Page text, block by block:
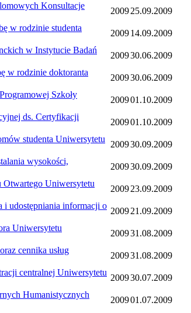
Konsultacje
200925.09.2009
w rodzinie studenta
200914.09.2009
w Instytucie Badań
200930.06.2009
w rodzinie doktoranta
200930.06.2009
Szkoły
200901.10.2009
ds. Certyfikacji
200901.10.2009
studenta Uniwersytetu
200930.09.2009
wysokości,
200930.09.2009
Uniwersytetu
200923.09.2009
udostępniania informacji o
200921.09.2009
Uniwersytetu
200931.08.2009
cennika usług
200931.08.2009
centralnej Uniwersytetu
200930.07.2009
Humanistycznych
200901.07.2009